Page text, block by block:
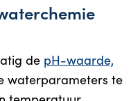
de pH-waarde,
waterparameters te